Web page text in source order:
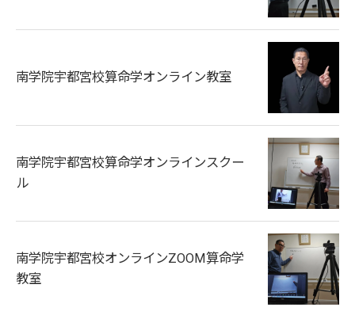
南学院宇都宮校算命学オンライン教室
南学院宇都宮校算命学オンラインスクー
ル
南学院宇都宮校オンラインZOOM算命学
教室